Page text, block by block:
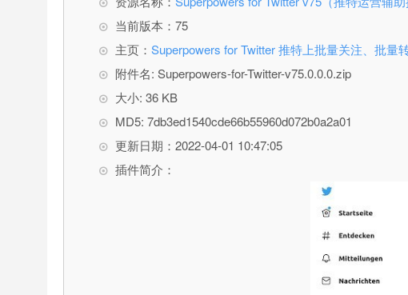
当前版本：75
主页： Superpowers for Twitter 推特上批量关注、批量
附件名: Superpowers-for-Twitter-v75.0.0.0.zip
大小: 36 KB
MD5: 7db3ed1540cde66b55960d072b0a2a01
更新日期：2022-04-01 10:47:05
插件简介：